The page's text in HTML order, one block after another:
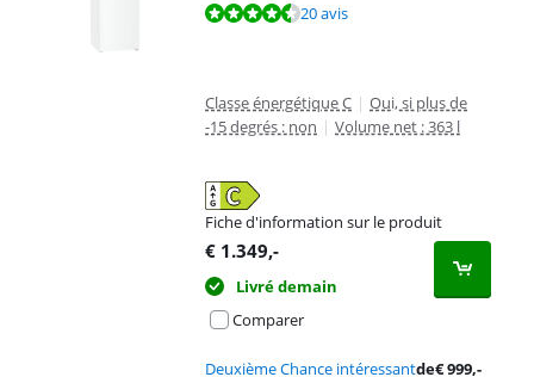
La note est de 9,3 sur 10, basée sur 20 avis.20 avis
Classe énergétique C | Oui, si plus de
-15 degrés : non | Volume net : 363 l
Fiche d'information sur le produit
s'ouvre dans un nouvel onglet
€ 1.349,-
Livré demain
Comparer
Deuxième Chance intéressantde€999,-